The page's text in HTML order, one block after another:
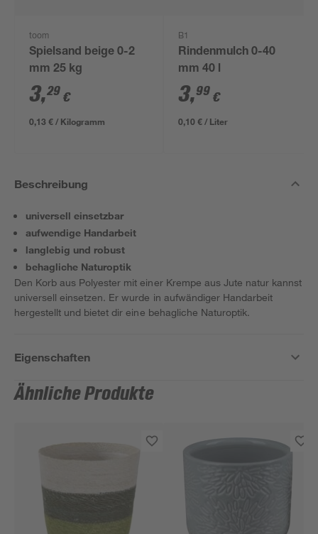
toom
Spielsand beige 0-2
mm 25 kg
3,29 €
0,13 € / Kilogramm
B1
Rindenmulch 0-40
mm 40 l
3,99 €
0,10 € / Liter
Beschreibung
universell einsetzbar
aufwendige Handarbeit
langlebig und robust
behagliche Naturoptik
Den Korb aus Polyester mit einer Krempe aus Jute natur kannst
universell einsetzen. Er wurde in aufwändiger Handarbeit
hergestellt und bietet dir eine behagliche Naturoptik.
Eigenschaften
Ähnliche Produkte